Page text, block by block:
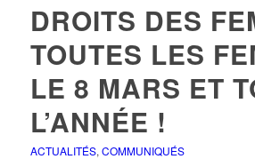
DROITS DES
TOUTES LES
LE 8 MARS ET
L’ANNÉE !
ACTUALITÉS, COMMUNIQUÉS